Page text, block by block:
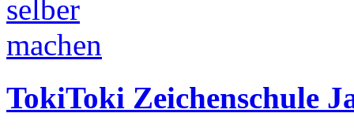
TokiToki Zeichenschule